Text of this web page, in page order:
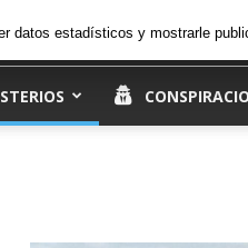
Madrid viernes, 7 de
datos estadísticos y mostrarle